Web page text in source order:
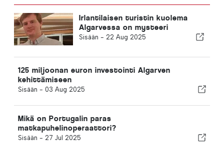
Irlantilaisen turistin kuolema
Algarvessa on mysteeri
Sisään - 22 Aug 2025
125 miljoonan euron investointi Algarven
kehittämiseen
Sisään - 03 Aug 2025
Mikä on Portugalin paras
matkapuhelinoperaattori?
Sisään - 27 Jul 2025